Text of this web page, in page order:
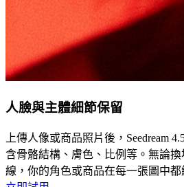
人臉與主體細節保留
上傳人像或商品照片後，Seedream
含骨骼結構、膚色、比例等。無論
線，你的角色或商品在每一張圖中都